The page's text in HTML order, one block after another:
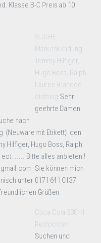
Klasse B-C Preis ab 10
SUCHE
Markenkleidung
Tommy Hilfiger,
Hugo Boss, Ralph
Lauren Branded
clothing Sehr
geehrte Damen
nach
(Neuware mit Etikett) den
Hilfiger, Hugo Boss, Ralph
..... Bitte alles anbieten !
Sie können mich
unter 0171 641 0137
Grüßen
Coca Cola 330ml
Restposten
Suchen und